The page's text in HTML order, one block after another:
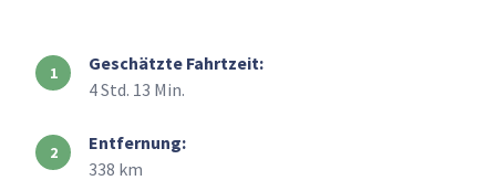
Geschätzte Fahrtzeit:
4 Std. 13 Min.
Entfernung:
338 km